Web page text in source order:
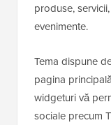
produse,
evenimente.
Tema dispune
pagina
widgeturi vă
sociale precum